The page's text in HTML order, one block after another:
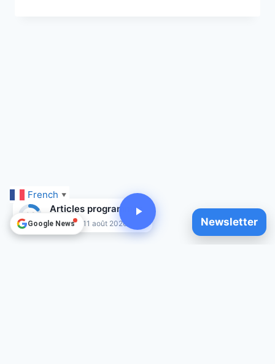
Newsletter
French ▼
14
Articles programmés
Jusqu'au 11 août 2026
Google News